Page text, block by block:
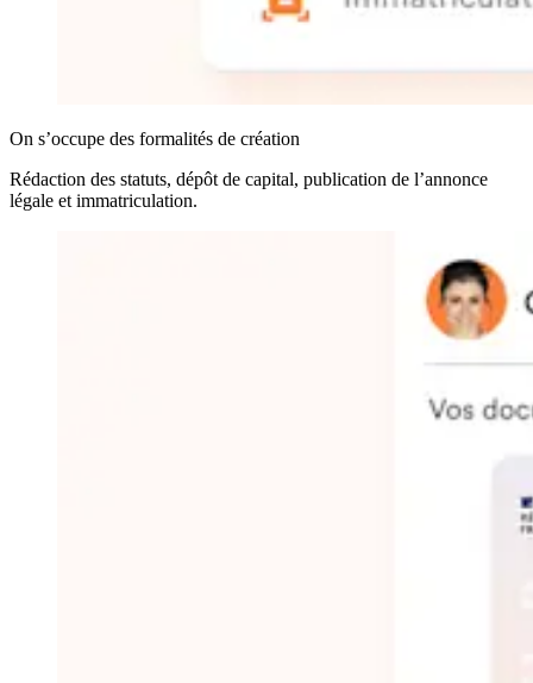
On s’occupe des formalités de création
Rédaction des statuts, dépôt de capital, publication de l’annonce
légale et immatriculation.